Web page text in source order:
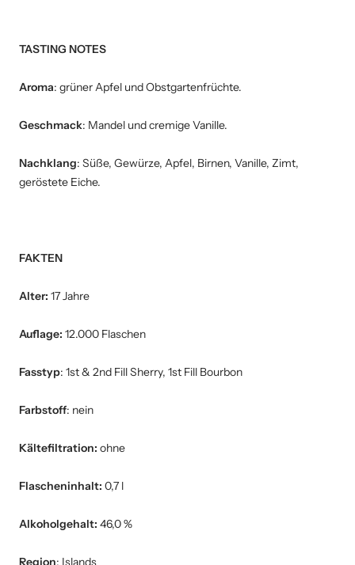
TASTING NOTES
Aroma: grüner Apfel und Obstgartenfrüchte.
Geschmack: Mandel und cremige Vanille.
Nachklang: Süße, Gewürze, Apfel, Birnen, Vanille, Zimt,
geröstete Eiche.
FAKTEN
Alter: 17 Jahre
Auflage: 12.000 Flaschen
Fasstyp: 1st & 2nd Fill Sherry, 1st Fill Bourbon
Farbstoff: nein
Kältefiltration: ohne
Flascheninhalt: 0,7 l
Alkoholgehalt: 46,0 %
Region: Islands